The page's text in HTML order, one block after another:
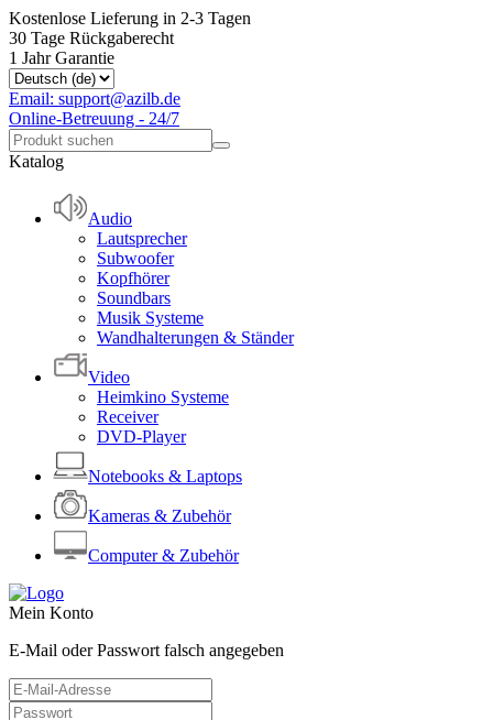
Kostenlose Lieferung in 2-3 Tagen
30 Tage Rückgaberecht
1 Jahr Garantie
Email: support@azilb.de
Online-Betreuung - 24/7
Katalog
Audio
Lautsprecher
Subwoofer
Kopfhörer
Soundbars
Musik Systeme
Wandhalterungen & Ständer
Video
Heimkino Systeme
Receiver
DVD-Player
Notebooks & Laptops
Kameras & Zubehör
Computer & Zubehör
Mein Konto
E-Mail oder Passwort falsch angegeben